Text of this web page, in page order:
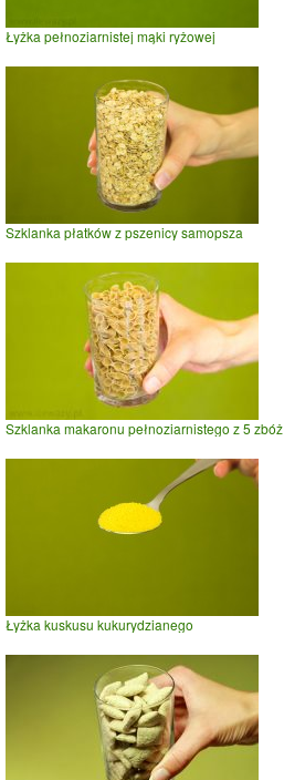
Łyżka pełnoziarnistej mąki ryżowej
Szklanka płatków z pszenicy samopsza
Szklanka makaronu pełnoziarnistego z 5 zbóż
Łyżka kuskusu kukurydzianego